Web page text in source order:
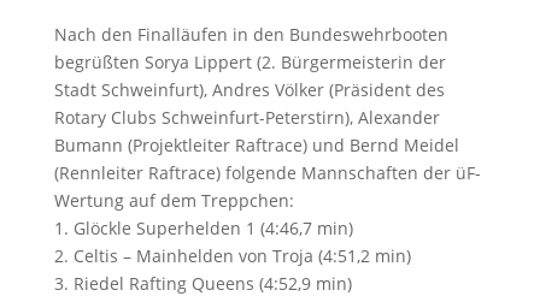
Nach den Finalläufen in den Bundeswehrbooten
begrüßten Sorya Lippert (2. Bürgermeisterin der
Stadt Schweinfurt), Andres Völker (Präsident des
Rotary Clubs Schweinfurt-Peterstirn), Alexander
Bumann (Projektleiter Raftrace) und Bernd Meidel
(Rennleiter Raftrace) folgende Mannschaften der üF-
Wertung auf dem Treppchen:
1. Glöckle Superhelden 1 (4:46,7 min)
2. Celtis – Mainhelden von Troja (4:51,2 min)
3. Riedel Rafting Queens (4:52,9 min)